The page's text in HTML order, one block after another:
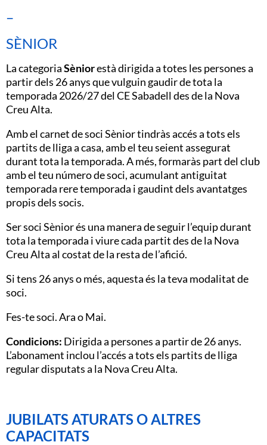
–
SÈNIOR
La categoriaSèniorestà dirigida a totes les persones a
partir dels 26 anys que vulguin gaudir de tota la
temporada 2026/27 del CE Sabadell des de la Nova
Creu Alta.
Amb el carnet de soci Sènior tindràs accés a tots els
partits de lliga a casa, amb el teu seient assegurat
durant tota la temporada. A més, formaràs part del club
amb el teu número de soci, acumulant antiguitat
temporada rere temporada i gaudint dels avantatges
propis dels socis.
Ser soci Sènior és una manera de seguir l’equip durant
tota la temporada i viure cada partit des de la Nova
Creu Alta al costat de la resta de l’afició.
Si tens 26 anys o més, aquesta és la teva modalitat de
soci.
Fes-te soci. Ara o Mai.
Condicions: Dirigida a persones a partir de 26 anys.
L’abonament inclou l’accés a tots els partits de lliga
regular disputats a la Nova Creu Alta.
JUBILATS ATURATS O ALTRES
CAPACITATS